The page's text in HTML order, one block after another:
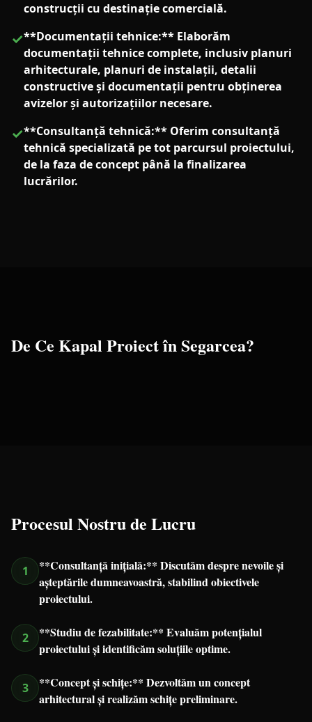
construcții cu destinație comercială.
✓**Documentații tehnice:** Elaborăm
documentații tehnice complete, inclusiv planuri
arhitecturale, planuri de instalații, detalii
constructive și documentații pentru obținerea
avizelor și autorizațiilor necesare.
✓**Consultanță tehnică:** Oferim consultanță
tehnică specializată pe tot parcursul proiectului,
de la faza de concept până la finalizarea
lucrărilor.
De Ce Kapal Proiect înSegarcea?
Procesul Nostru de Lucru
1
**Consultanță inițială:** Discutăm despre nevoile și
așteptările dumneavoastră, stabilind obiectivele
proiectului.
2
**Studiu de fezabilitate:** Evaluăm potențialul
proiectului și identificăm soluțiile optime.
3
**Concept și schițe:** Dezvoltăm un concept
arhitectural și realizăm schițe preliminare.